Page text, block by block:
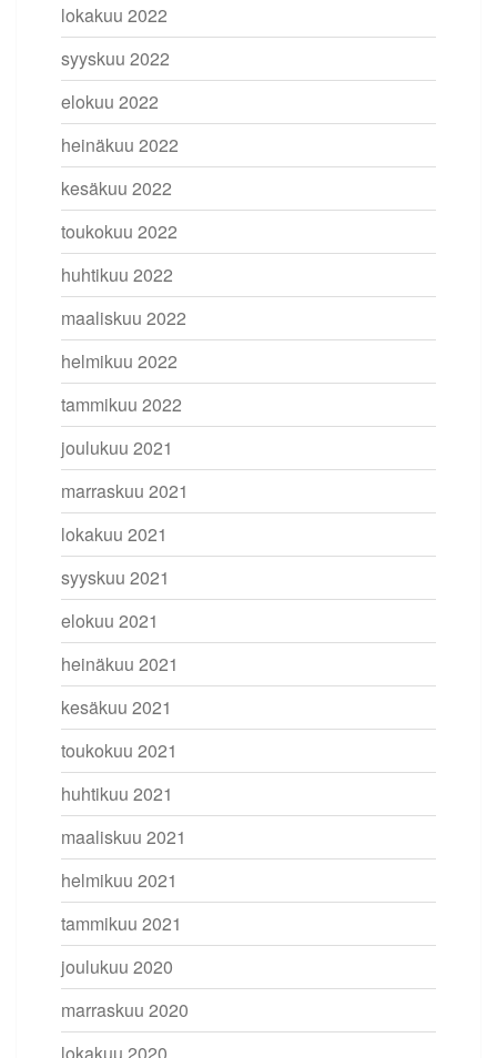
lokakuu 2022
syyskuu 2022
elokuu 2022
heinäkuu 2022
kesäkuu 2022
toukokuu 2022
huhtikuu 2022
maaliskuu 2022
helmikuu 2022
tammikuu 2022
joulukuu 2021
marraskuu 2021
lokakuu 2021
syyskuu 2021
elokuu 2021
heinäkuu 2021
kesäkuu 2021
toukokuu 2021
huhtikuu 2021
maaliskuu 2021
helmikuu 2021
tammikuu 2021
joulukuu 2020
marraskuu 2020
lokakuu 2020